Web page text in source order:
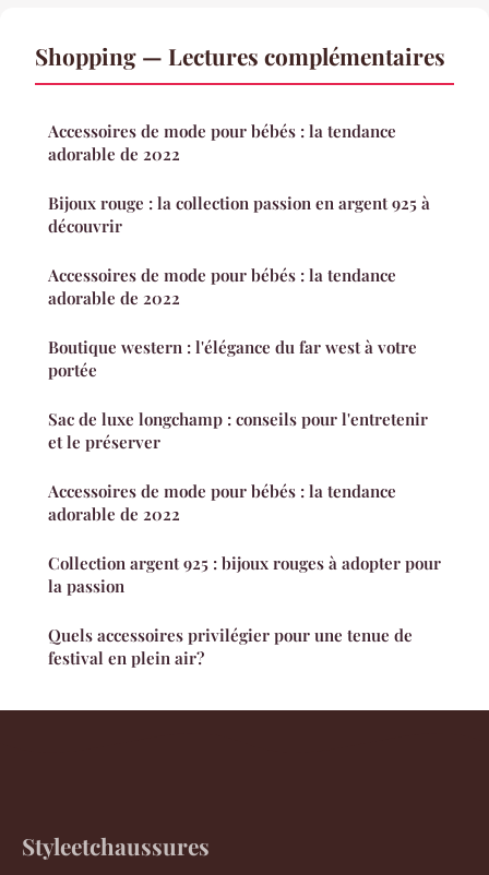
Shopping — Lectures complémentaires
Accessoires de mode pour bébés : la tendance
adorable de 2022
Bijoux rouge : la collection passion en argent 925 à
découvrir
Accessoires de mode pour bébés : la tendance
adorable de 2022
Boutique western : l'élégance du far west à votre
portée
Sac de luxe longchamp : conseils pour l'entretenir
et le préserver
Accessoires de mode pour bébés : la tendance
adorable de 2022
Collection argent 925 : bijoux rouges à adopter pour
la passion
Quels accessoires privilégier pour une tenue de
festival en plein air?
Styleetchaussures